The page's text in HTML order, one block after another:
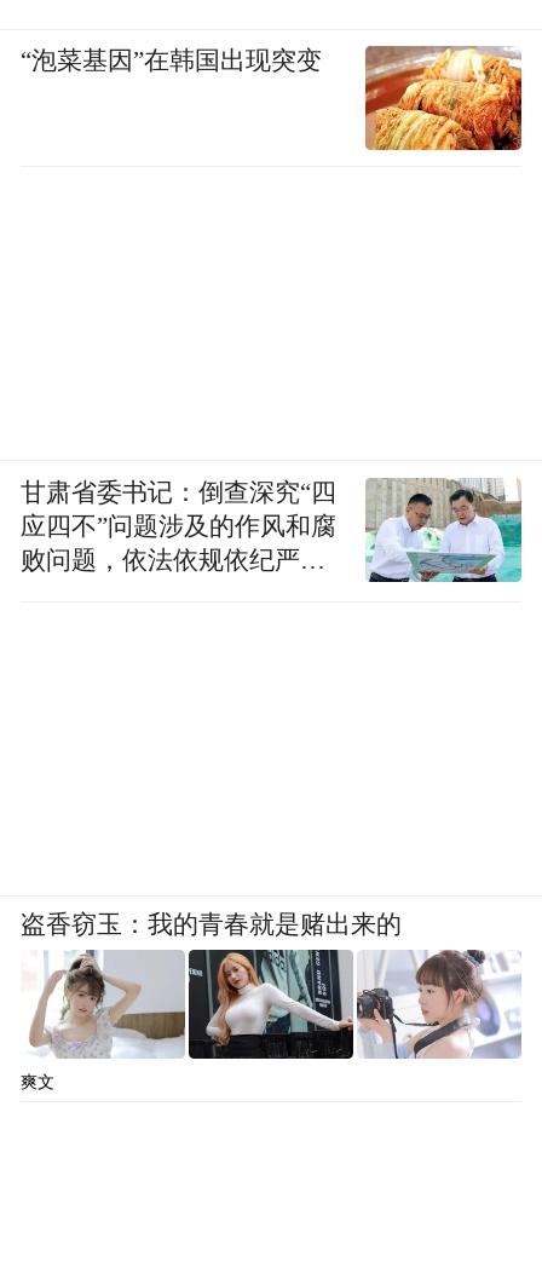
《莲开泰和》
“泡菜基因”在韩国出现突变
甘肃省委书记：倒查深究“四
应四不”问题涉及的作风和腐
败问题，依法依规依纪严肃
盗香窃玉：我的青春就是赌出来的
爽文